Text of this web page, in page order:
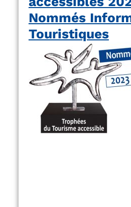
Nommés
Touristiques